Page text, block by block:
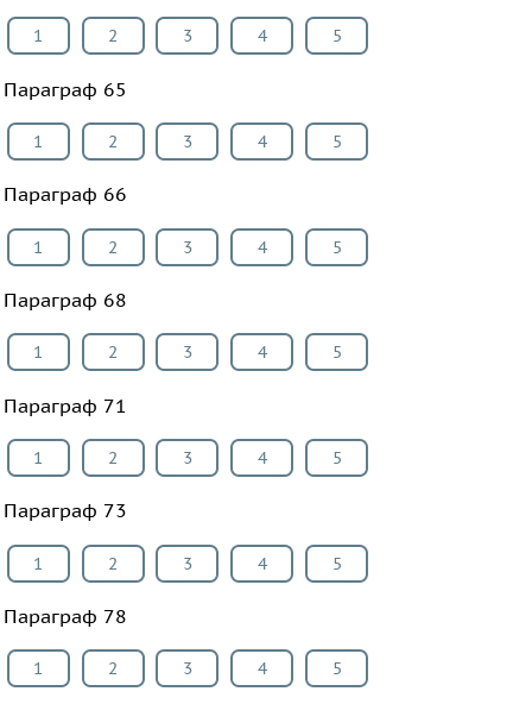
1 2 3 4 5
Параграф 65
1 2 3 4 5
Параграф 66
1 2 3 4 5
Параграф 68
1 2 3 4 5
Параграф 71
1 2 3 4 5
Параграф 73
1 2 3 4 5
Параграф 78
1 2 3 4 5